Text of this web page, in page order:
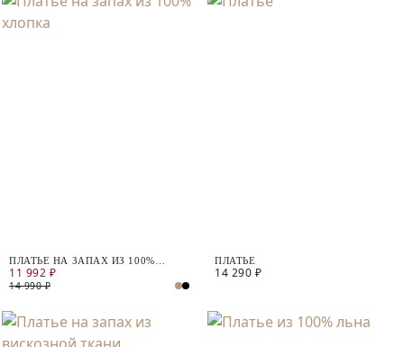
ПЛАТЬЕ НА ЗАПАХ ИЗ 100%
ХЛОПКА
11 992 ₽
14 990 ₽
ПЛАТЬЕ
14 290 ₽